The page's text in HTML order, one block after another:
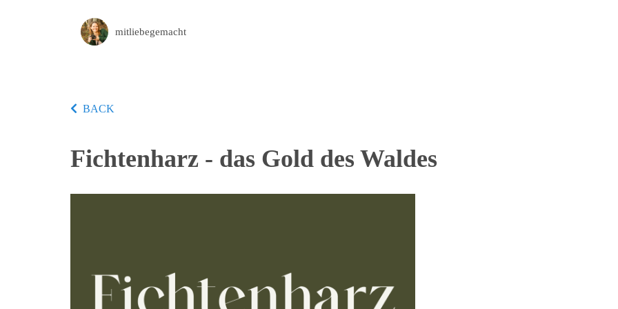
mitliebegemacht
BACK
Fichtenharz - das Gold des Waldes